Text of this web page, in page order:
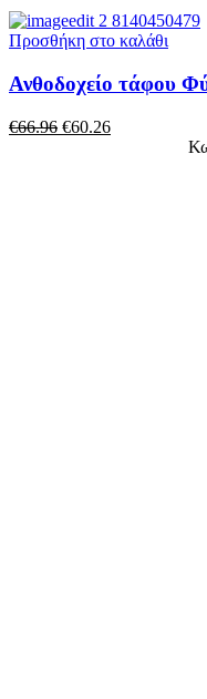
Προσθήκη στο καλάθι
Ανθοδοχείο τάφου
€66.96 €60.26